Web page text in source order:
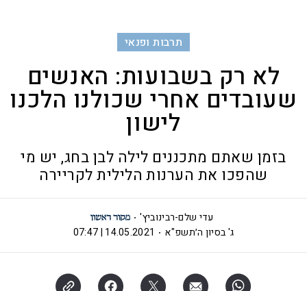
תרבות ופנאי
לא רק בשבועות: האנשים
שעובדים אחרי שכולנו הלכנו
לישון
בזמן שאתם מתכננים לילה לבן בחג, יש מי
שהפכו את הערנות הלילית לקריירה
עדי שלם-רבינוביץ'
ג' בסיון ה׳תשפ"א
14.05.2021 | 07:47